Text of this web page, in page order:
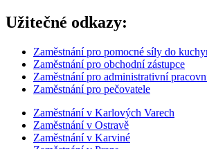
Užitečné odkazy:
Zaměstnání pro pomocné síly do
Zaměstnání pro obchodní zástupce
Zaměstnání pro administrativní
Zaměstnání pro pečovatele
Zaměstnání v Karlových Varech
Zaměstnání v Ostravě
Zaměstnání v Karviné